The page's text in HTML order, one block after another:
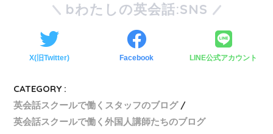
bわたしの英会話:SNS
X(旧Twitter) Facebook LINE公式アカウント
CATEGORY :
英会話スクールで働くスタッフのブログ
英会話スクールで働く外国人講師たちのブログ